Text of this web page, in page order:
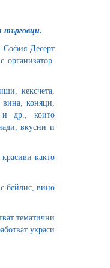
търговци.
София Десерт
кексчета,
вина, коняци,
и др., които
вкусни и
както
бейлис, вино
тематични
украси